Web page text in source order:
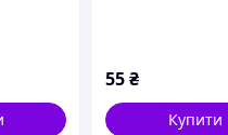
55₴
Купити